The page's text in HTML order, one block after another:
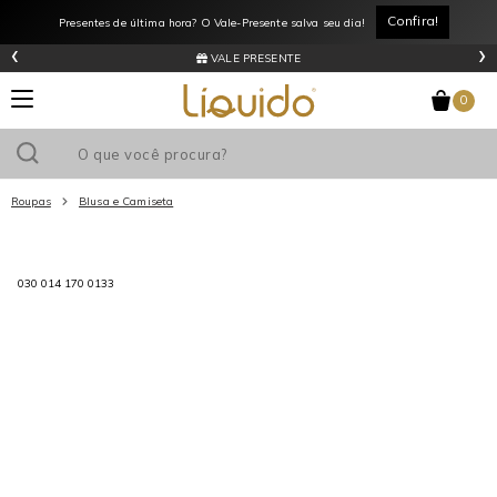
Presentes de última hora? O Vale-Presente salva seu dia! Confira!
VALE PRESENTE
‹ ›
0
Roupas Blusa e Camiseta
030 014 170 0133